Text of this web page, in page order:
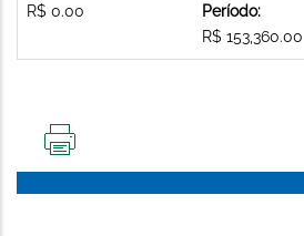
R$ 0.00
Período:
R$ 153,360.00
PÁGINA